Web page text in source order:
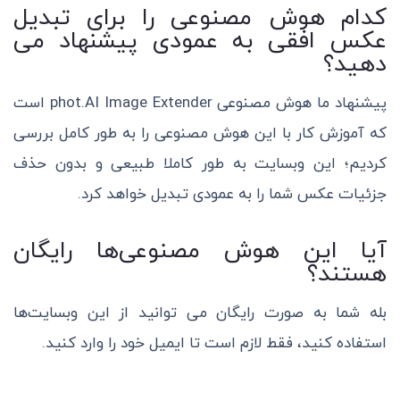
کدام هوش مصنوعی را برای تبدیل
عکس افقی به عمودی پیشنهاد می
دهید؟
پیشنهاد ما هوش مصنوعی phot.AI Image Extender است
که آموزش کار با این هوش مصنوعی را به طور کامل بررسی
کردیم؛ این وبسایت به طور کاملا طبیعی و بدون حذف
جزئیات عکس شما را به عمودی تبدیل خواهد کرد.
آیا این هوش مصنوعی‌ها رایگان
هستند؟
بله شما به صورت رایگان می توانید از این وبسایت‌ها
استفاده کنید، فقط لازم است تا ایمیل خود را وارد کنید.